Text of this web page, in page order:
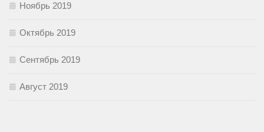
Ноябрь 2019
Октябрь 2019
Сентябрь 2019
Август 2019